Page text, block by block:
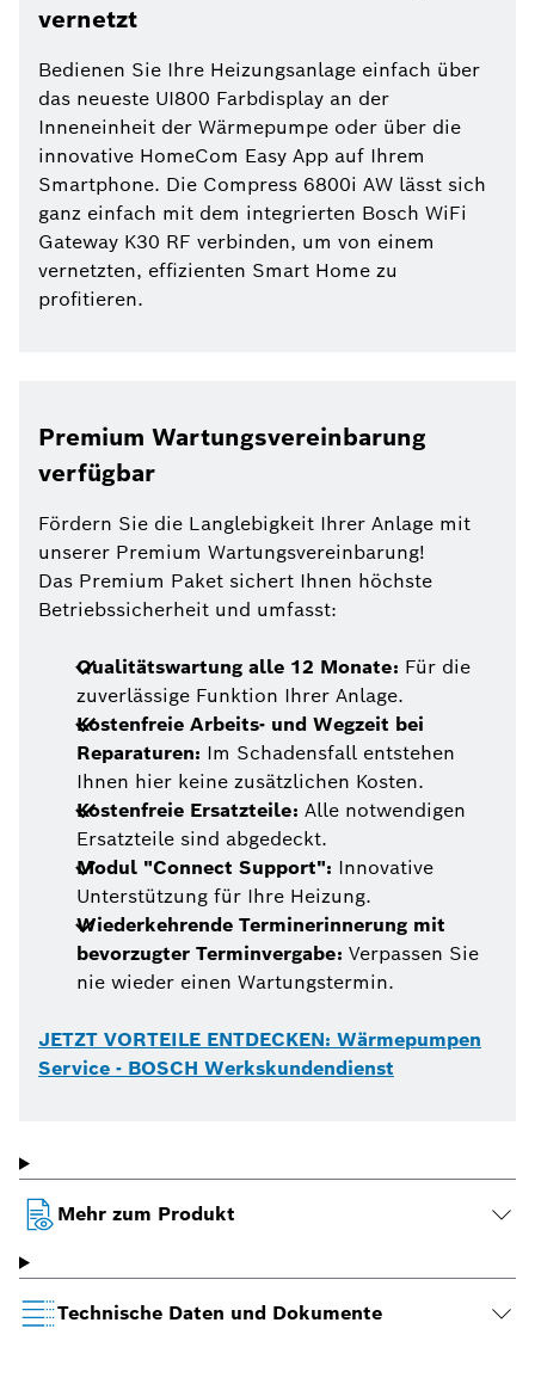
vernetzt
Bedienen Sie Ihre Heizungsanlage einfach über
das neueste UI800 Farbdisplay an der
Inneneinheit der Wärmepumpe oder über die
innovative HomeCom Easy App auf Ihrem
Smartphone. Die Compress 6800i AW lässt sich
ganz einfach mit dem integrierten Bosch WiFi
Gateway K30 RF verbinden, um von einem
vernetzten, effizienten Smart Home zu
profitieren.
Premium Wartungsvereinbarung
verfügbar
Fördern Sie die Langlebigkeit Ihrer Anlage mit
unserer Premium Wartungsvereinbarung!
Das Premium Paket sichert Ihnen höchste
Betriebssicherheit und umfasst:
Qualitätswartung alle 12 Monate: Für die
zuverlässige Funktion Ihrer Anlage.
Kostenfreie Arbeits- und Wegzeit bei
Reparaturen: Im Schadensfall entstehen
Ihnen hier keine zusätzlichen Kosten.
Kostenfreie Ersatzteile: Alle notwendigen
Ersatzteile sind abgedeckt.
Modul "Connect Support": Innovative
Unterstützung für Ihre Heizung.
Wiederkehrende Terminerinnerung mit
bevorzugter Terminvergabe: Verpassen Sie
nie wieder einen Wartungstermin.
JETZT VORTEILE ENTDECKEN: Wärmepumpen
Service - BOSCH Werkskundendienst
Mehr zum Produkt
Technische Daten und Dokumente